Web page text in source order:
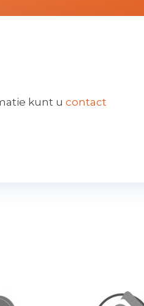
kunt u contact